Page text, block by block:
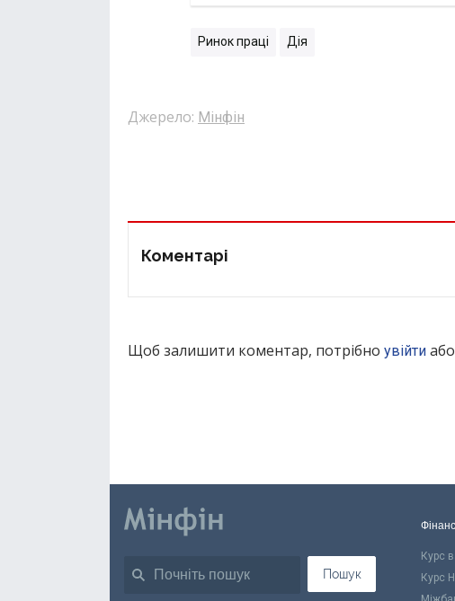
Ринок праці Дія
Джерело: Мінфін
Коментарі
Щоб залишити коментар, потрібно увійти або
Пошук
Курс
Курс